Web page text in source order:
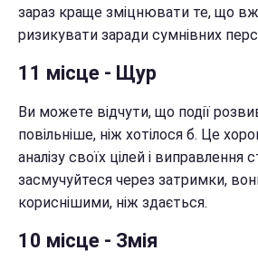
зараз краще зміцнювати те, що
ризикувати заради сумнівних
11 місце - Щур
Ви можете відчути, що події
повільніше, ніж хотілося б. Це
аналізу своїх цілей і
засмучуйтеся через затримки,
кориснішими, ніж здається.
10 місце - Змія